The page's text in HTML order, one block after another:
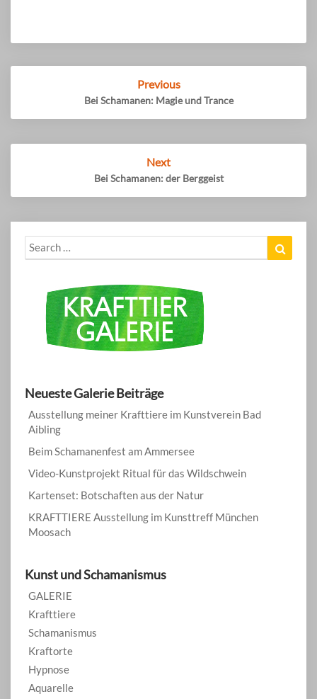
Post
Previous
Bei Schamanen: Magie und Trance
Next
Bei Schamanen: der Berggeist
Search
for:
Neueste Galerie Beiträge
Ausstellung meiner Krafttiere im Kunstverein Bad
Aibling
Beim Schamanenfest am Ammersee
Video-Kunstprojekt Ritual für das Wildschwein
Kartenset: Botschaften aus der Natur
KRAFTTIERE Ausstellung im Kunsttreff München
Moosach
Kunst und Schamanismus
GALERIE
Krafttiere
Schamanismus
Kraftorte
Hypnose
Aquarelle